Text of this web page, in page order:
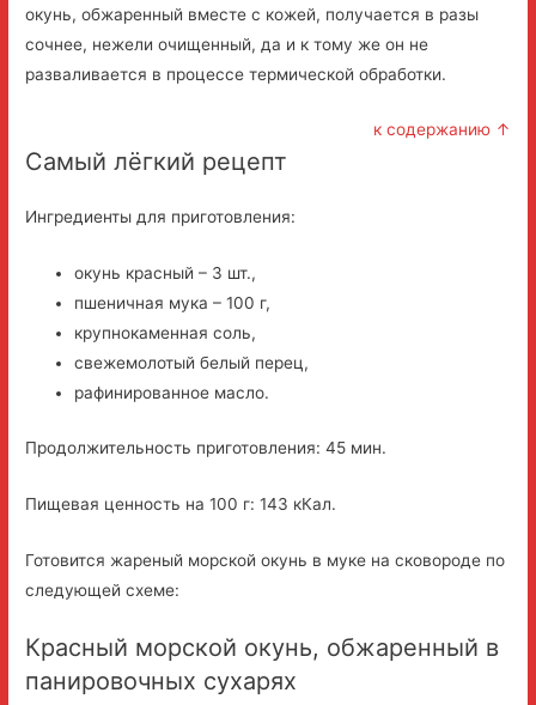
окунь, обжаренный вместе с кожей, получается в разы
сочнее, нежели очищенный, да и к тому же он не
разваливается в процессе термической обработки.
к содержанию ↑
Самый лёгкий рецепт
Ингредиенты для приготовления:
окунь красный – 3 шт.,
пшеничная мука – 100 г,
крупнокаменная соль,
свежемолотый белый перец,
рафинированное масло.
Продолжительность приготовления: 45 мин.
Пищевая ценность на 100 г: 143 кКал.
Готовится жареный морской окунь в муке на сковороде по
следующей схеме:
Красный морской окунь, обжаренный в
панировочных сухарях